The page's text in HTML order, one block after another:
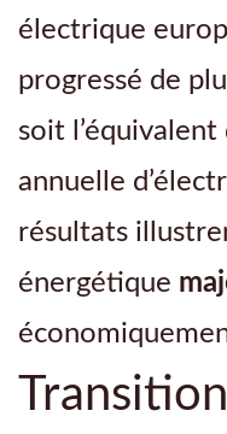
électrique
progressé de
soit
annuelle
résultats
énergétique